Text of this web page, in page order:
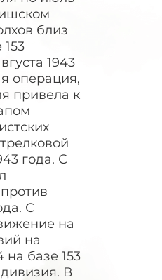
близ
1943
операция,
привела к
года. С
С
на
на
базе 153
В